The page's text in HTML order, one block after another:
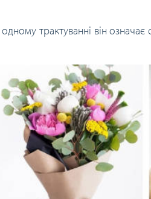
трактуванні він означає